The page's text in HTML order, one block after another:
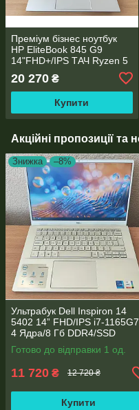
Преміум бізнес ноутбук
HP EliteBook 845 G9
14"FHD+/IPS ТАЧ Ryzen 5
DDR5/512 SSD
NVME/AMD Radeon
660M/Type-C PD
20 270 ₴
Купити
Акційні пропозиції та
Знижка –8%
Ультрабук Dell Inspiron 14
5402 14” FHD/IPS i7-1165G7
4 Ядра/8 Гб DDR4/SSD
512Gb/ Intel Iris Xe Graphics
Готово до відправки 1 од.
11 720 ₴ 12 720 ₴
Купити